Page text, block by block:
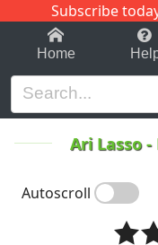
Subscribe
1-9 C
Home
Ari Lasso-
Autoscroll